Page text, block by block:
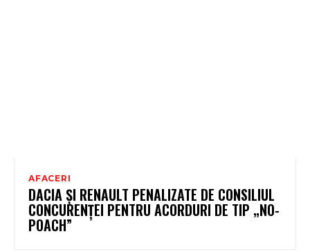
AFACERI
DACIA ȘI RENAULT PENALIZATE DE CONSILIUL
CONCURENȚEI PENTRU ACORDURI DE TIP „NO-
POACH”